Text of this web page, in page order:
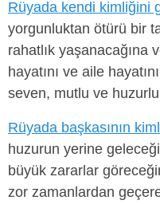
Rüyada kendi kimliğini
yorgunluktan ötürü bir
rahatlık yaşanacağına
hayatını ve aile
seven, mutlu ve
Rüyada başkasının
huzurun yerine
büyük zararlar
zor zamanlardan